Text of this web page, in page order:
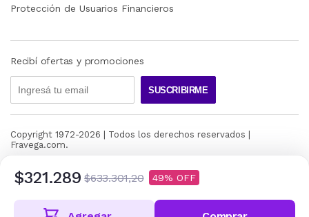
$321.289 $633.301,20 49
Protección de Usuarios Financieros
Recibí ofertas y promociones
SUSCRIBIRME
Copyright 1972-2026 | Todos los derechos reservados |
Fravega.com.